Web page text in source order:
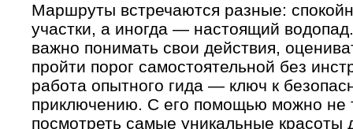
Маршруты встречаются разные:
участки, а иногда — настоящий
важно понимать свои действия,
пройти порог самостоятельной без
работа опытного гида — ключ к
приключению. С его помощью можно не
посмотреть самые уникальные красоты